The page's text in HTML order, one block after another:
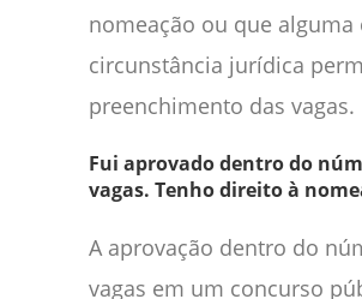
nomeação ou que alguma
circunstância jurídica
preenchimento das vagas.
Fui aprovado dentro do
vagas. Tenho direito à
A aprovação dentro do
vagas em um concurso